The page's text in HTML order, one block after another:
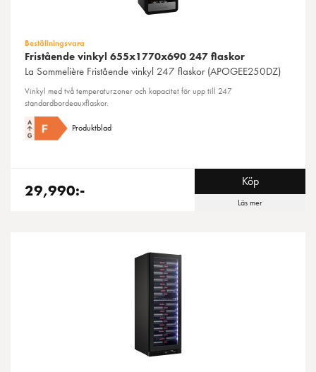
Beställningsvara
Fristående vinkyl 655x1770x690 247 flaskor
La Sommelière Fristående vinkyl 247 flaskor (APOGEE250DZ)
Vinkyl med två temperaturzoner och kapacitet för upp till 247
standardbordeauxflaskor.
Produktblad
29,990:- Köp
Läs mer